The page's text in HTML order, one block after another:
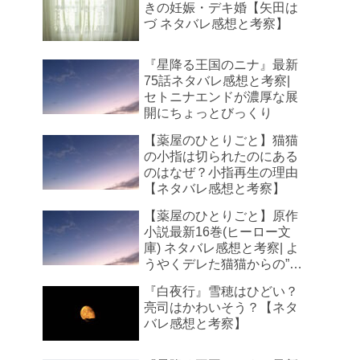
きの妊娠・デキ婚【矢田は
づ ネタバレ感想と考察】
『星降る王国のニナ』最新
75話ネタバレ感想と考察|
セトニナエンドが濃厚な展
開にちょっとびっくり
【薬屋のひとりごと】猫猫
の小指は切られたのにある
のはなぜ？小指再生の理由
【ネタバレ感想と考察】
【薬屋のひとりごと】原作
小説最新16巻(ヒーロー文
庫) ネタバレ感想と考察| よ
うやくデレた猫猫からの”補
『白夜行』雪穂はひどい？
亮司はかわいそう？【ネタ
バレ感想と考察】